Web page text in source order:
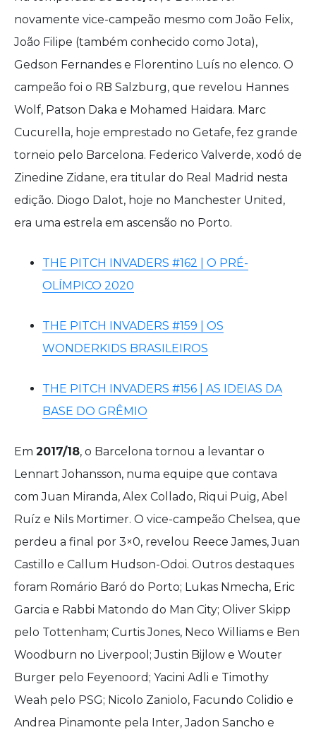
novamente vice-campeão mesmo com João Felix,
João Filipe (também conhecido como Jota),
Gedson Fernandes e Florentino Luís no elenco. O
campeão foi o RB Salzburg, que revelou Hannes
Wolf, Patson Daka e Mohamed Haidara. Marc
Cucurella, hoje emprestado no Getafe, fez grande
torneio pelo Barcelona. Federico Valverde, xodó de
Zinedine Zidane, era titular do Real Madrid nesta
edição. Diogo Dalot, hoje no Manchester United,
era uma estrela em ascensão no Porto.
THE PITCH INVADERS #162 | O PRÉ-
OLÍMPICO 2020
THE PITCH INVADERS #159 | OS
WONDERKIDS BRASILEIROS
THE PITCH INVADERS #156 | AS IDEIAS DA
BASE DO GRÊMIO
Em 2017/18, o Barcelona tornou a levantar o
Lennart Johansson, numa equipe que contava
com Juan Miranda, Alex Collado, Riqui Puig, Abel
Ruíz e Nils Mortimer. O vice-campeão Chelsea, que
perdeu a final por 3×0, revelou Reece James, Juan
Castillo e Callum Hudson-Odoi. Outros destaques
foram Romário Baró do Porto; Lukas Nmecha, Eric
Garcia e Rabbi Matondo do Man City; Oliver Skipp
pelo Tottenham; Curtis Jones, Neco Williams e Ben
Woodburn no Liverpool; Justin Bijlow e Wouter
Burger pelo Feyenoord; Yacini Adli e Timothy
Weah pelo PSG; Nicolo Zaniolo, Facundo Colidio e
Andrea Pinamonte pela Inter, Jadon Sancho e